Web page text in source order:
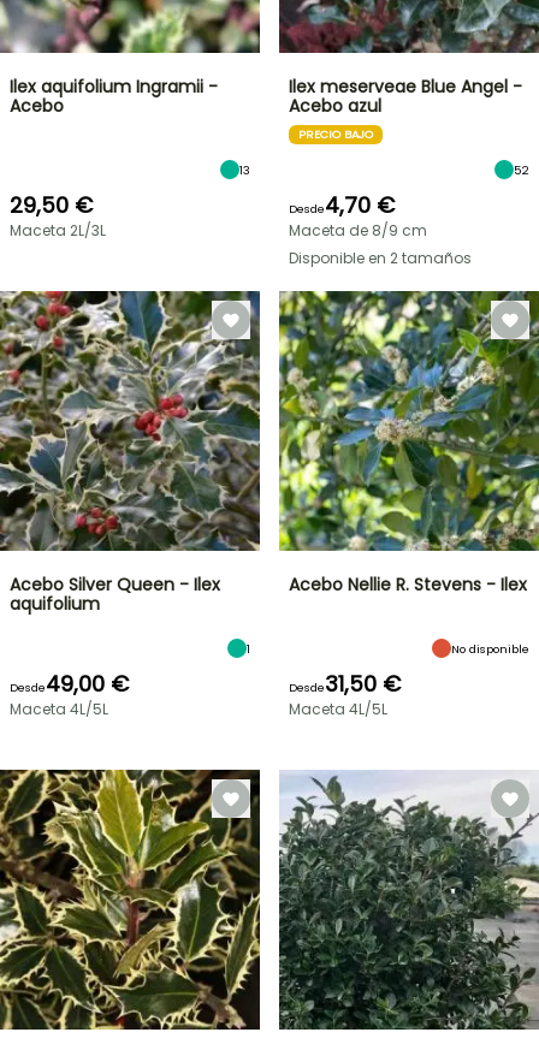
Ilex aquifolium Ingramii -
Acebo
13
29,50 €
Maceta 2L/3L
Ilex meserveae Blue Angel -
Acebo azul
PRECIO BAJO
52
Desde4,70 €
Maceta de 8/9 cm
Disponible en 2 tamaños
Acebo Silver Queen - Ilex
aquifolium
1
Desde49,00 €
Maceta 4L/5L
Acebo Nellie R. Stevens - Ilex
No disponible
Desde31,50 €
Maceta 4L/5L